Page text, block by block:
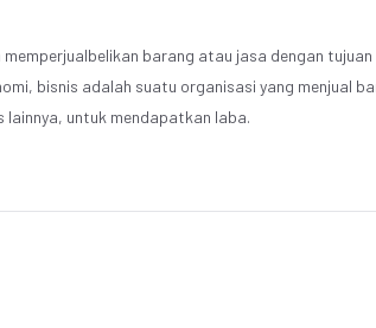
barang atau jasa dengan tujuan
bisnis adalah suatu organisasi yang menjual
lainnya, untuk mendapatkan laba.